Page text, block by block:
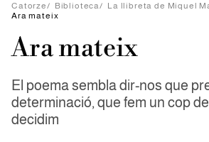
Catorze/ Biblioteca/ La llibreta de Miquel
Ara mateix
Ara mateix
El poema sembla dir-nos que
determinació, que fem un cop
decidim